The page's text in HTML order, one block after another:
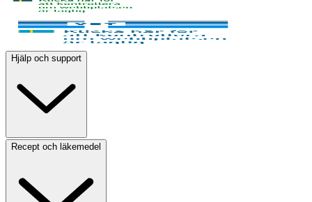
Hjälp och support
Recept och läkemedel